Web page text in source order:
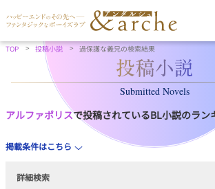
TOP 投稿小説 過保護な義兄の検索結果
Submitted Novels
アルファポリスで投稿されているBL小説のラン
掲載条件はこちら
詳細検索